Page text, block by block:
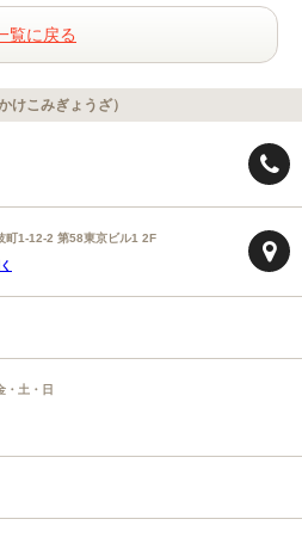
覧に戻る
こみぎょうざ）
町1-12-2 第58東京ビル1 2F
・土・日